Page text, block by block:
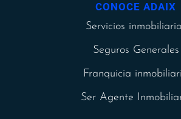
CONOCE ADAIX
Servicios
Seguros Generales
Franquicia
Ser Agente